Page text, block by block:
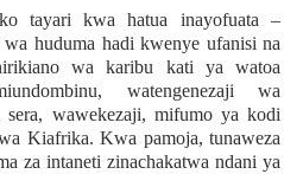
tayari kwa hatua inayofuata –
huduma hadi kwenye ufanisi na
wa karibu kati ya watoa
watengenezaji wa
wawekezaji, mifumo ya kodi
Kiafrika. Kwa pamoja, tunaweza
za intaneti zinachakatwa ndani ya